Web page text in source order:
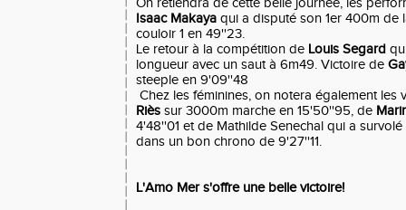
On retiendra de cette belle journée, les
Isaac Makaya qui a disputé son 1er 400m de
couloir 1 en 49''23.
Le retour à la compétition de Louis Segard
longueur avec un saut à 6m49. Victoire de
steeple en 9'09''48
Chez les féminines, on notera également les
Riès sur 3000m marche en 15'50''95, de
4'48''01 et de Mathilde Senechal qui a
dans un bon chrono de 9'27''11.
L'Amo Mer s'offre une belle victoire!